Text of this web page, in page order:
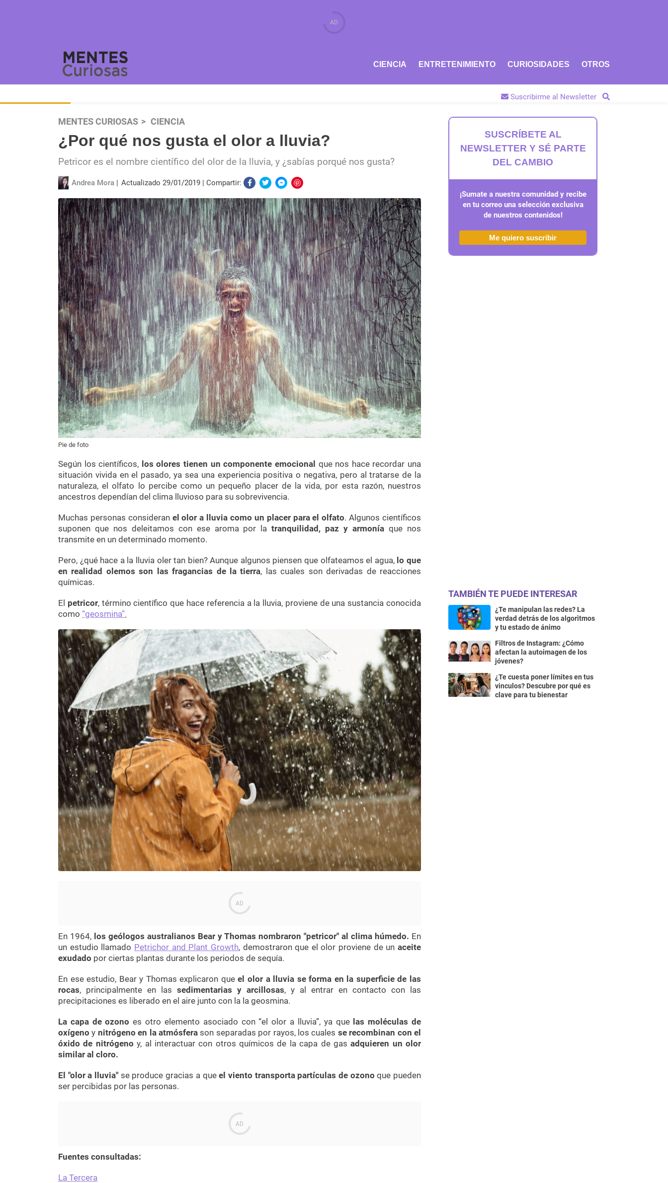
CIENCIA ENTRETENIMIENTO CURIOSIDADES OTROS
Suscribirme al Newsletter
MENTES CURIOSAS CIENCIA
¿Por qué nos gusta el olor a lluvia?
Petricor es el nombre científico del olor de la lluvia, y ¿sabías porqué nos gusta?
Andrea Mora Actualizado 29/01/2019 Compartir:
Pie de foto
Según los científicos, los olores tienen un componente emocional que nos hace recordar una
situación vivida en el pasado, ya sea una experiencia positiva o negativa, pero al tratarse de la
naturaleza, el olfato lo percibe como un pequeño placer de la vida, por esta razón, nuestros
ancestros dependían del clima lluvioso para su sobrevivencia.
Muchas personas consideran el olor a lluvia como un placer para el olfato. Algunos científicos
suponen que nos deleitamos con ese aroma por latranquilidad, paz y armonía que nos
transmite en un determinado momento.
Pero, ¿qué hace a la lluvia oler tan bien? Aunque algunos piensen que olfateamos el agua, lo que
en realidad olemos son las fragancias de la tierra, las cuales son derivadas de reacciones
químicas.
El petricor, término científico que hace referencia a la lluvia, proviene de una sustancia conocida
como “geosmina”.
En 1964, los geólogos australianos Bear y Thomas nombraron "petricor" al clima húmedo. En
un estudio llamado Petrichor and Plant Growth, demostraron que el olor proviene de unaceite
exudado por ciertas plantas durante los periodos de sequía.
En ese estudio, Bear y Thomas explicaron queel olor a lluvia se forma en la superficie de las
rocas, principalmente en las sedimentarias y arcillosas, y al entrar en contacto con las
precipitaciones es liberado en el aire junto con la la geosmina.
La capa de ozono es otro elemento asociado con “el olor a lluvia”, ya que las moléculas de
oxígeno y nitrógeno en la atmósfera son separadas por rayos, los cuales se recombinan con el
óxido de nitrógenoy, al interactuar con otros químicos de la capa de gasadquieren un olor
similar al cloro.
El "olor a lluvia" se produce gracias a queel viento transporta partículas de ozonoque pueden
ser percibidas por las personas.
Fuentes consultadas:
La Tercera
SUSCRÍBETE AL
NEWSLETTER Y SÉ PARTE
DEL CAMBIO
¡Sumate a nuestra comunidad y recibe
en tu correo una selección exclusiva
de nuestros contenidos!
Me quiero suscribir
TAMBIÉN TE PUEDE INTERESAR
¿Te manipulan las redes? La
verdad detrás de los algoritmos
y tu estado de ánimo
Filtros de Instagram: ¿Cómo
afectan la autoimagen de los
jóvenes?
¿Te cuesta poner límites en tus
vinculos? Descubre por qué es
clave para tu bienestar